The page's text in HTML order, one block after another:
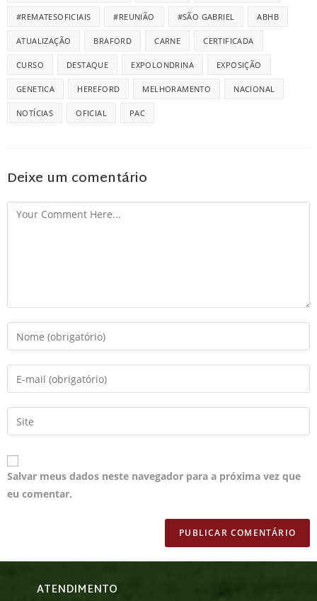
#REMATESOFICIAIS #REUNIÃO #SÃO GABRIEL ABHB
ATUALIZAÇÃO BRAFORD CARNE CERTIFICADA
CURSO DESTAQUE EXPOLONDRINA EXPOSIÇÃO
GENETICA HEREFORD MELHORAMENTO NACIONAL
NOTÍCIAS OFICIAL PAC
Deixe um comentário
Salvar meus dados neste navegador para a próxima vez que
eu comentar.
ATENDIMENTO